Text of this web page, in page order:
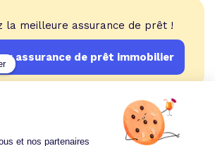
la meilleure assurance de prêt !
assurance de prêt immobilier